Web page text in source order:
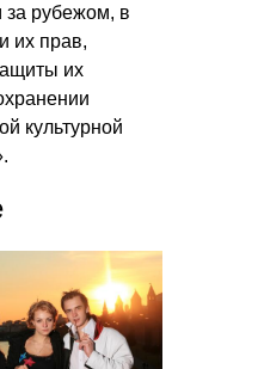
рубежом, в
их прав,
их
культурной